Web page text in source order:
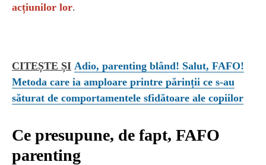
acțiunilor lor.
CITEȘTE ȘI Adio, parenting blând! Salut, FAFO!
Metoda care ia amploare printre părinții ce s-au
săturat de comportamentele sfidătoare ale copiilor
Ce presupune, de fapt, FAFO
parenting